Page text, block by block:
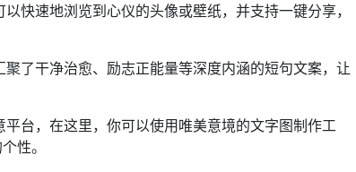
快速地浏览到心仪的头像或壁纸，并支持一键分享，
了干净治愈、励志正能量等深度内涵的短句文案，让
台，在这里，你可以使用唯美意境的文字图制作工
性。